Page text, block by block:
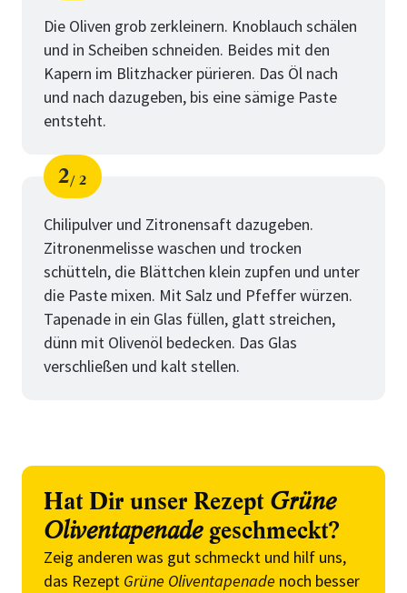
Die Oliven grob zerkleinern. Knoblauch schälen
und in Scheiben schneiden. Beides mit den
Kapern im Blitzhacker pürieren. Das Öl nach
und nach dazugeben, bis eine sämige Paste
entsteht.
Schritt
2
von
2
Chilipulver und Zitronensaft dazugeben.
Zitronenmelisse waschen und trocken
schütteln, die Blättchen klein zupfen und unter
die Paste mixen. Mit Salz und Pfeffer würzen.
Tapenade in ein Glas füllen, glatt streichen,
dünn mit Olivenöl bedecken. Das Glas
verschließen und kalt stellen.
Hat Dir unser Rezept Grüne
Oliventapenadegeschmeckt?
Zeig anderen was gut schmeckt und hilf uns,
das Rezept Grüne Oliventapenade noch besser